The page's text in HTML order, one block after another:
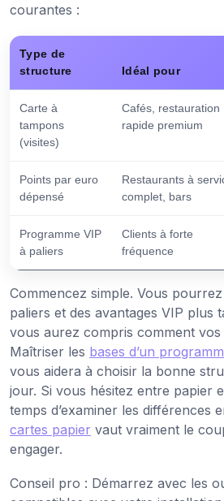
courantes :
Type de
structure
Idéal pour
Carte à
tampons
(visites)
Cafés, restauration
rapide premium
Points par euro
dépensé
Restaurants à
complet, bars
Programme VIP
à paliers
Clients à forte
fréquence
Commencez simple. Vous
paliers et des avantages VIP plus
vous aurez compris comment vos
Maîtriser les bases d’un
vous aidera à choisir la bonne
jour. Si vous hésitez entre papier
temps d’examiner les différences
cartes papier vaut vraiment le
engager.
Conseil pro : Démarrez avec les